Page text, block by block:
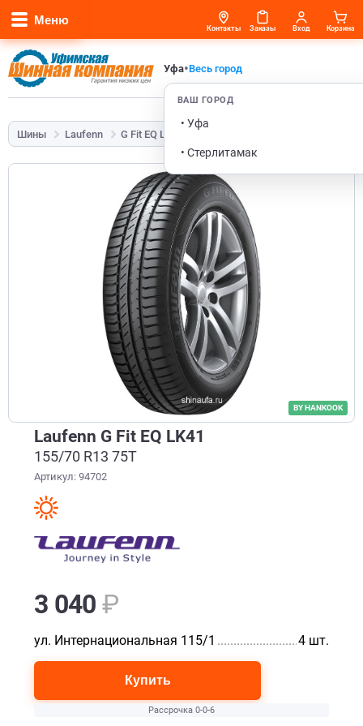
Меню
Уфа•Весь город
ВАШ ГОРОД
• Уфа
• Стерлитамак
Контакты Заказы Вход Корзина
Шины Laufenn G Fit EQ LK41
BY HANKOOK
Laufenn G Fit EQ LK41
155/70 R13 75T
Артикул: 94702
3 040₽
ул. Интернациональная 115/1 4 шт.
Купить
Рассрочка 0-0-6